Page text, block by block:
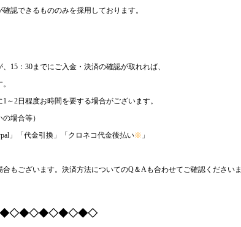
認できるもののみを採用しております。
15：30までにご入金・決済の確認が取れれば、
2日程度お時間を要する場合がございます。
場合等）
」「代金引換」「クロネコ代金後払い※ 」
もございます。決済方法についてのQ＆Aも合わせてご確認くださいま
◆◇◆◇◆◇◆◇◆◇